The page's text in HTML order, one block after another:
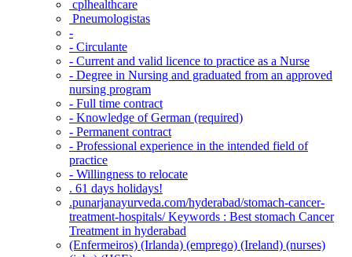
‎ cplhealthcare‬
Pneumologistas
-
- Circulante
- Current and valid licence to practice as a Nurse
- Degree in Nursing and graduated from an approved
nursing program
- Full time contract
- Knowledge of German (required)
- Permanent contract
- Professional experience in the intended field of
practice
- Willingness to relocate
. 61 days holidays!
.punarjanayurveda.com/hyderabad/stomach-cancer-
treatment-hospitals/ Keywords : Best stomach Cancer
Treatment in hyderabad
(Enfermeiros) (Irlanda) (emprego) (Ireland) (nurses)